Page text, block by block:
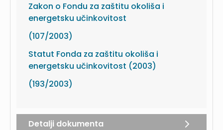
Zakon o Fondu za zaštitu okoliša i
energetsku učinkovitost
(107/2003)
Statut Fonda za zaštitu okoliša i
energetsku učinkovitost (2003)
(193/2003)
Detalji dokumenta